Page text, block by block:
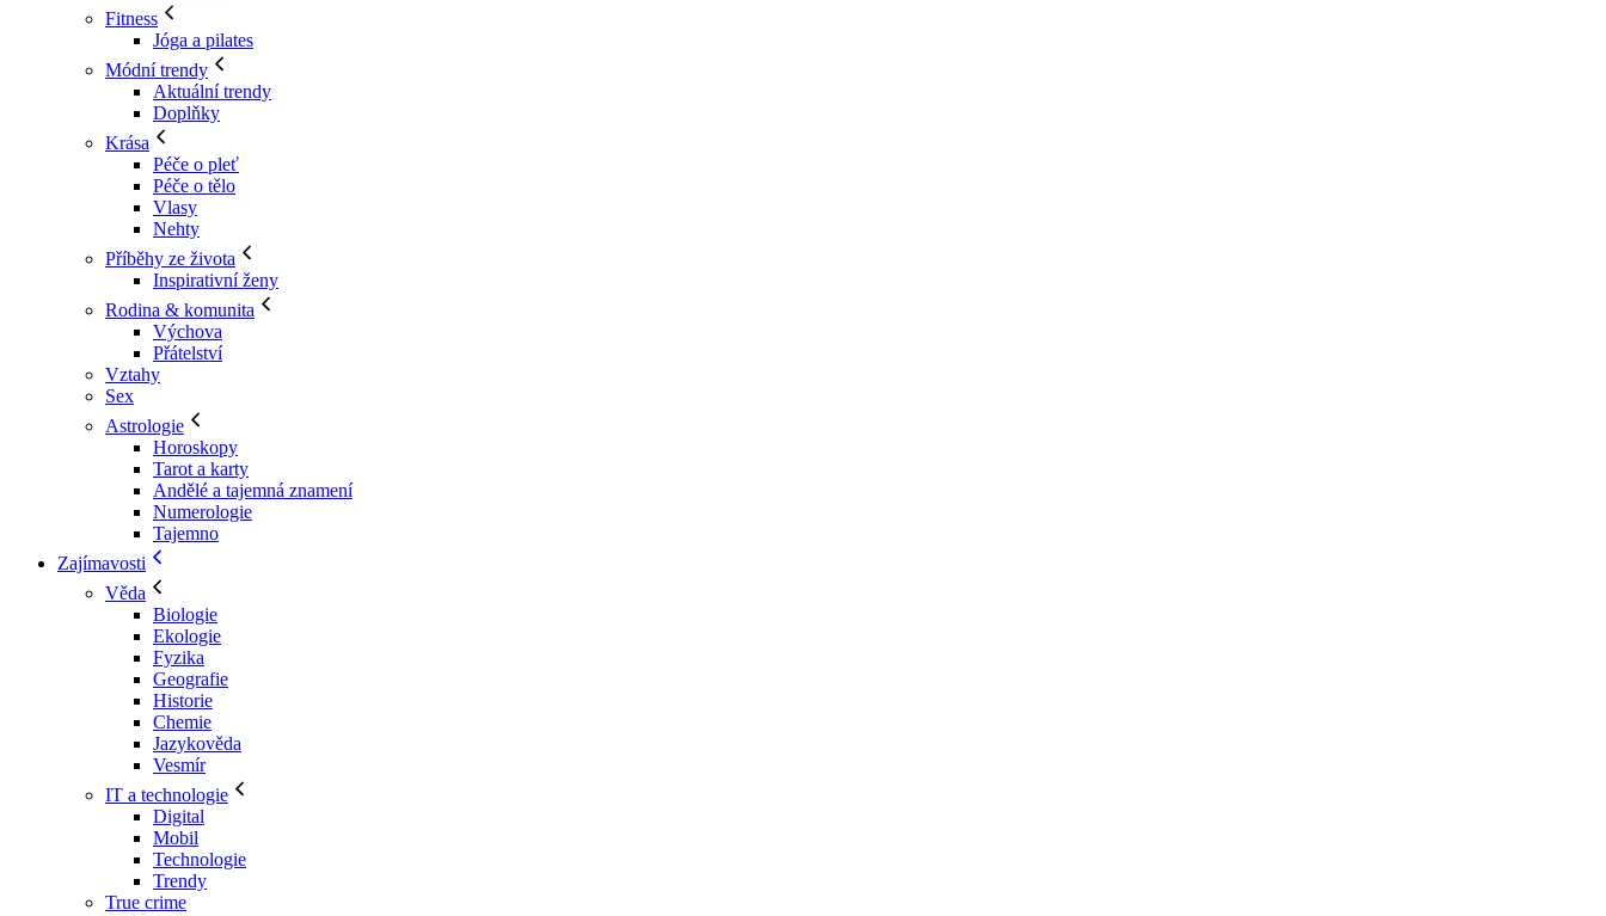
Fitness
Jóga a pilates
Módní trendy
Aktuální trendy
Doplňky
Krása
Péče o pleť
Péče o tělo
Vlasy
Nehty
Příběhy ze života
Inspirativní ženy
Rodina & komunita
Výchova
Přátelství
Vztahy
Sex
Astrologie
Horoskopy
Tarot a karty
Andělé a tajemná znamení
Numerologie
Tajemno
Zajímavosti
Věda
Biologie
Ekologie
Fyzika
Geografie
Historie
Chemie
Jazykověda
Vesmír
IT a technologie
Digital
Mobil
Technologie
Trendy
True crime